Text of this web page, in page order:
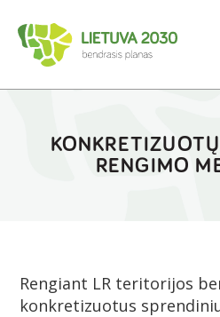
RENGIMO
Rengiant LR teritorijos
konkretizuotus